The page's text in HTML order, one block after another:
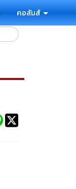
คอลัมส์